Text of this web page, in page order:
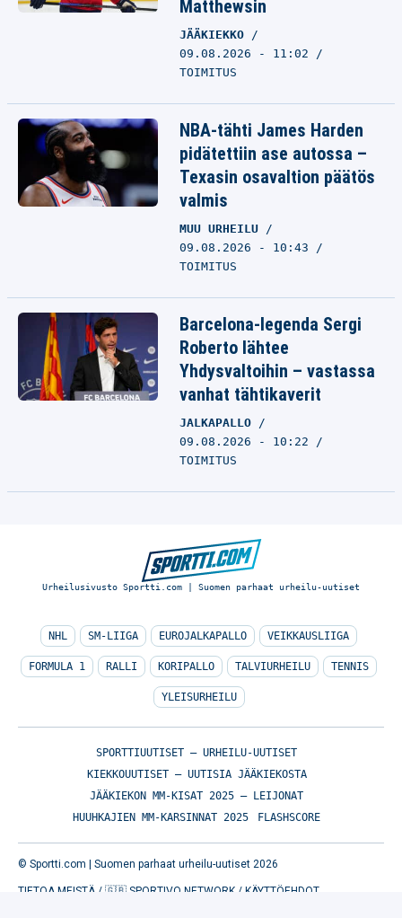
Matthewsin
JÄÄKIEKKO
09.08.2026 - 11:02
TOIMITUS
NBA-tähti James Harden
pidätettiin ase autossa –
Texasin osavaltion päätös
valmis
MUU URHEILU
09.08.2026 - 10:43
TOIMITUS
Barcelona-legenda Sergi
Roberto lähtee
Yhdysvaltoihin – vastassa
vanhat tähtikaverit
JALKAPALLO
09.08.2026 - 10:22
TOIMITUS
Urheilusivusto Sportti.com | Suomen parhaat urheilu-uutiset
NHL SM-LIIGA EUROJALKAPALLO VEIKKAUSLIIGA
FORMULA 1 RALLI KORIPALLO TALVIURHEILU TENNIS
YLEISURHEILU
SPORTTIUUTISET – URHEILU-UUTISET
KIEKKOUUTISET – UUTISIA JÄÄKIEKOSTA
JÄÄKIEKON MM-KISAT 2025 – LEIJONAT
HUUHKAJIEN MM-KARSINNAT 2025
FLASHSCORE
© Sportti.com | Suomen parhaat urheilu-uutiset 2026
TIETOA MEISTÄ / 🇬🇧 SPORTIVO NETWORK / KÄYTTÖEHDOT